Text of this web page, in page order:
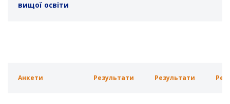
вищої освіти
Анкети Результати Результати